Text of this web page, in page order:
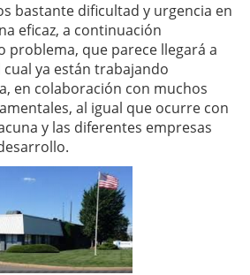
bastante dificultad y urgencia en
eficaz, a continuación
problema, que parece llegará a
ya están trabajando
en colaboración con muchos
al igual que ocurre con
y las diferentes empresas